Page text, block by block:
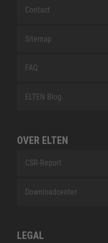
Contact
Sitemap
FAQ
ELTEN Blog
OVER ELTEN
CSR-Report
Downloadcenter
LEGAL